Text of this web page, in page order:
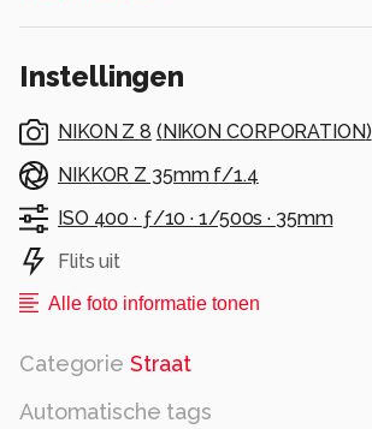
Instellingen
NIKON Z 8 (NIKON CORPORATION)
NIKKOR Z 35mm f/1.4
ISO 400 · ƒ/10 · 1/500s · 35mm
Flits uit
Alle foto informatie tonen
Categorie Straat
Automatische tags